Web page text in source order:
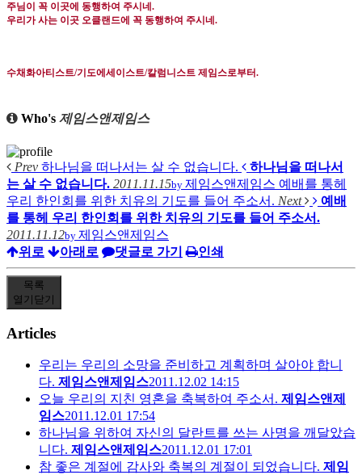
주님이 꼭 이곳에 동행하여 주시네 .
우리가 사는 이곳 오클랜드에 꼭 동행하여 주시네.
수채화아티스트/기도에세이스트/칼럼니스트 제임스로부터.
Who's 제임스앤제임스
Prev 하나님을 떠나서는 살 수 없습니다.
하나님을 떠나서
는 살 수 없습니다. 2011.11.15by 제임스앤제임스 예배를 통헤
우리 한인회를 위한 치유의 기도를 들어 주소서. Next
예배
를 통헤 우리 한인회를 위한 치유의 기도를 들어 주소서.
2011.11.12by 제임스앤제임스
위로
아래로 댓글로 가기 인쇄
목록
열기 닫기
Articles
우리는 우리의 소망을 준비하고 계획하며 살아야 합니
다. 제임스앤제임스2011.12.02 14:15
오늘 우리의 지친 영혼을 축복하여 주소서. 제임스앤제
임스2011.12.01 17:54
하나님을 위하여 자신의 달란트를 쓰는 사명을 깨달았습
니다. 제임스앤제임스2011.12.01 17:01
참 좋은 계절에 감사와 축복의 계절이 되었습니다. 제임